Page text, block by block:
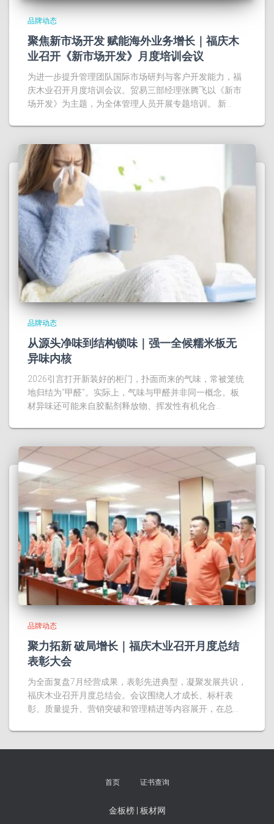
品牌动态
聚焦新市场开发 赋能海外业务增长｜福庆木
业召开《新市场开发》月度培训会议
为进一步提升管理团队国际市场研判与客户开发能力，福
庆木业召开月度培训会议。贸易三部经理张腾飞以《新市
场开发》为主题，为全体管理人员开展专题培训。 新…
品牌动态
从源头净味到结构锁味｜强一全候糯米板无
异味内核
2026引言打开新装好的柜门，扑面而来的气味，常被笼统
地归结为“甲醛”。实际上，气味与甲醛并非同一概念。板
材异味还可能来自胶黏剂释放物、挥发性有机化合…
品牌动态
聚力拓新 破局增长｜福庆木业召开月度总结
表彰大会
为全面复盘7月经营成果，表彰先进典型，凝聚发展共识，
福庆木业召开月度总结会。会议围绕人才成长、标杆表
彰、质量提升、营销突破和管理精进等内容展开，在总…
首页 证书查询
金板榜| 板材网